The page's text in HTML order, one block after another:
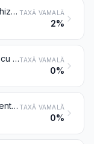
Închizătoare, monturi-închizătoare, catarame, catarame-încheietori, agrafe, copci, capse și articole similare, din metale comune, de tipul folosit pentru îmbrăcăminte sau pentru accesorii de îmbrăcăminte, pentru încălțăminte, pentru bijuterii, pentru ceasuri de mână, pentru cărți, pentru prelate, pentru articole de marochinărie, pentru articole de voiaj sau pentru articole de șelărie ori pentru alte articole confecționate; nituri tubulare sau cu tijă bifurcată, din metale comune; mărgele și paiete din metale comune TAXĂ VAMALĂ
2%
Dopuri (inclusiv dopurile cu coroană, cu filet și de turnare în pahare), capace, capsule pentru sticle, cepuri filetate, acoperitoare de cepuri, sigilii și alte accesorii pentru ambalaje, din metale comuneTAXĂ VAMALĂ
0%
Plăci indicatoare, plăci pentru firme, pentru adrese și alte plăci similare, cifre, litere și însemne diverse, din metale comune, cu excepția celor clasificate la poziția 9405 TAXĂ VAMALĂ
0%